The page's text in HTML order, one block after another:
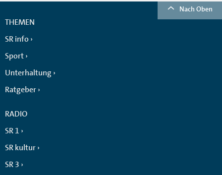
Nach Oben
THEMEN
SR info
Sport
Unterhaltung
Ratgeber
RADIO
SR 1
SR kultur
SR 3